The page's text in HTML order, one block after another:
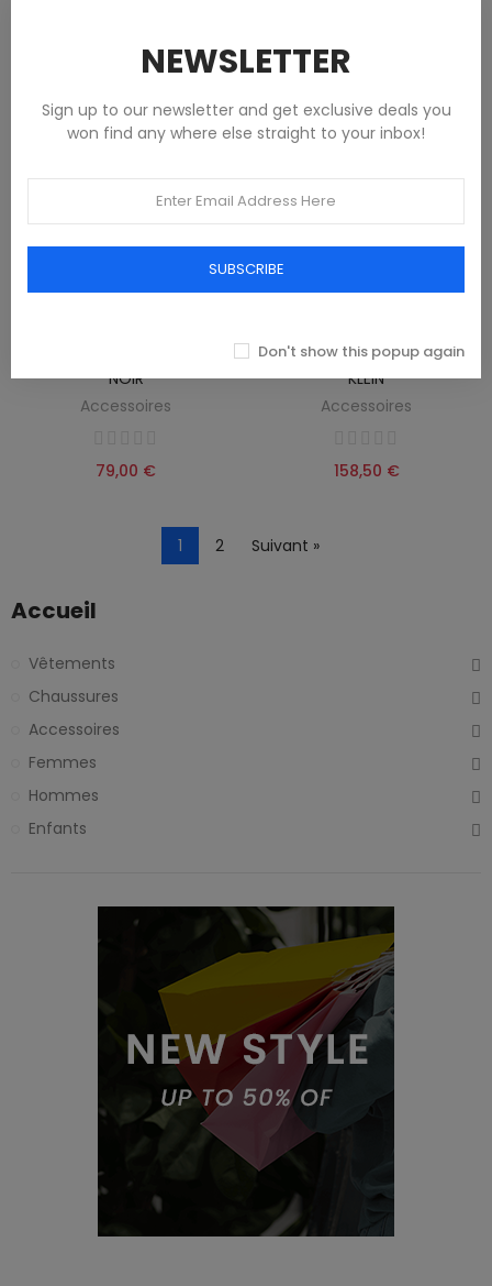
NOIR
Accessoires
79,00 €
ÉCHARPE HOMME NOIRE CALVIN
KLEIN
Accessoires
158,50 €
1 2 Suivant »
Accueil
Vêtements
Chaussures
Accessoires
Femmes
Hommes
Enfants
NEWSLETTER
Sign up to our newsletter and get exclusive deals you
won find any where else straight to your inbox!
SUBSCRIBE
Don't show this popup again